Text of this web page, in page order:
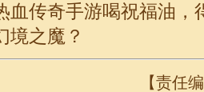
血传奇手游喝祝福油，
之魔？
【责任